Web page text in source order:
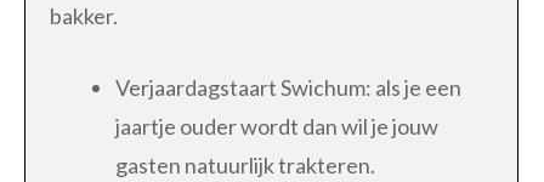
bakker.
Verjaardagstaart Swichum: als je een
jaartje ouder wordt dan wil je jouw
gasten natuurlijk trakteren.